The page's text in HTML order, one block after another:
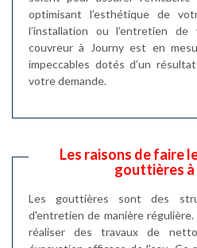
optimisant l’esthétique de
l’installation ou l’entretien de
couvreur à Journy est en
impeccables dotés d’un
votre demande.
Les raisons de faire
gouttières à
Les gouttières sont des
d'entretien de manière
réaliser des travaux de